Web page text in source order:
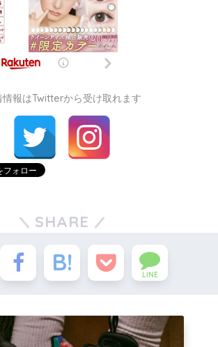
情報はTwitterから受け取れます
SHARE
LINE